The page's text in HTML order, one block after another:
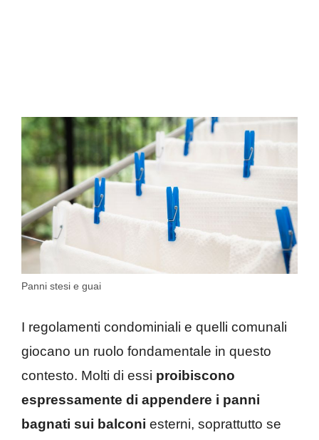
Panni stesi e guai
I regolamenti condominiali e quelli comunali
giocano un ruolo fondamentale in questo
contesto. Molti di essi proibiscono
espressamente di appendere i panni
bagnati sui balconi esterni, soprattutto se